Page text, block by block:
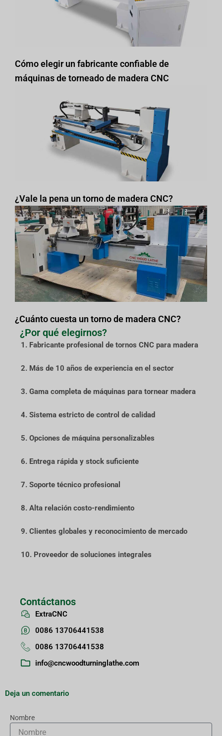
Cómo elegir un fabricante confiable de
máquinas de torneado de madera CNC
¿Vale la pena un torno de madera CNC?
¿Cuánto cuesta un torno de madera CNC?
¿Por qué elegirnos?
1. Fabricante profesional de tornos CNC para madera
2. Más de 10 años de experiencia en el sector
3. Gama completa de máquinas para tornear madera
4. Sistema estricto de control de calidad
5. Opciones de máquina personalizables
6. Entrega rápida y stock suficiente
7. Soporte técnico profesional
8. Alta relación costo-rendimiento
9. Clientes globales y reconocimiento de mercado
10. Proveedor de soluciones integrales
Contáctanos
ExtraCNC
0086 13706441538
0086 13706441538
info@cncwoodturninglathe.com
Deja un comentario
Nombre